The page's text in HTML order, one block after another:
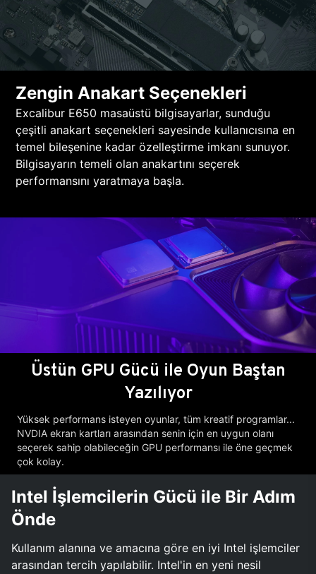
Zengin Anakart Seçenekleri
Excalibur E650 masaüstü bilgisayarlar, sunduğu
çeşitli anakart seçenekleri sayesinde kullanıcısına en
temel bileşenine kadar özelleştirme imkanı sunuyor.
Bilgisayarın temeli olan anakartını seçerek
performansını yaratmaya başla.
Üstün GPU Gücü ile Oyun Baştan
Yazılıyor
Yüksek performans isteyen oyunlar, tüm kreatif programlar...
NVDIA ekran kartları arasından senin için en uygun olanı
seçerek sahip olabileceğin GPU performansı ile öne geçmek
çok kolay.
Intel İşlemcilerin Gücü ile Bir Adım
Önde
Kullanım alanına ve amacına göre en iyi Intel işlemciler
arasından tercih yapılabilir. Intel'in en yeni nesil